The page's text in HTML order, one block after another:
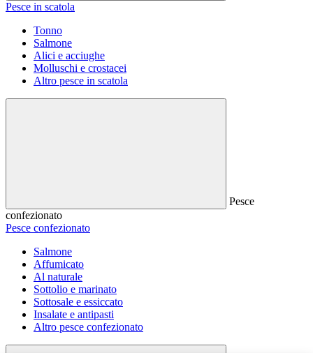
Pesce in scatola
Tonno
Salmone
Alici e acciughe
Molluschi e crostacei
Altro pesce in scatola
Pesce
confezionato
Pesce confezionato
Salmone
Affumicato
Al naturale
Sottolio e marinato
Sottosale e essiccato
Insalate e antipasti
Altro pesce confezionato